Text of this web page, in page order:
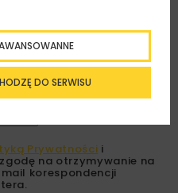
aby otrzymywać od
branżowe,
atrakcyjne oferty i
Prywatności i
na otrzymywanie na
korespondencji
DO SERWISU